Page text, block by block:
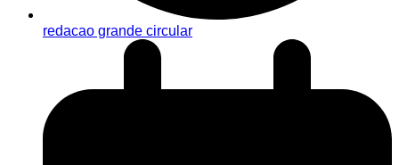
redacao grande circular